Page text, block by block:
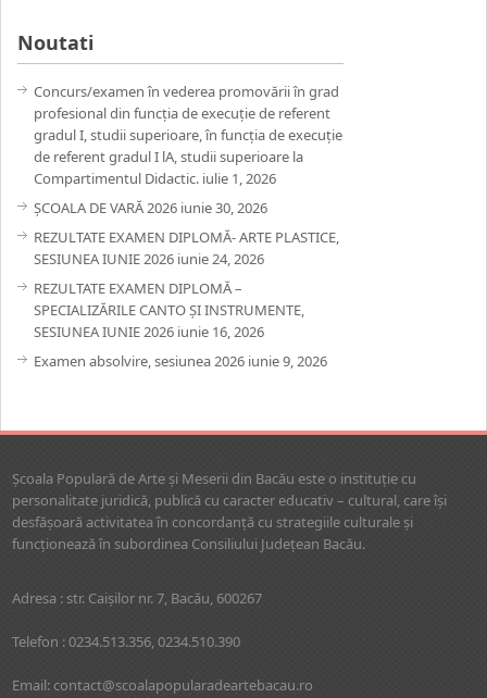
Noutati
Concurs/examen în vederea promovării în grad
profesional din funcția de execuție de referent
gradul I, studii superioare, în funcția de execuție
de referent gradul I lA, studii superioare la
Compartimentul Didactic. iulie 1, 2026
ȘCOALA DE VARĂ 2026 iunie 30, 2026
REZULTATE EXAMEN DIPLOMĂ- ARTE PLASTICE,
SESIUNEA IUNIE 2026 iunie 24, 2026
REZULTATE EXAMEN DIPLOMĂ –
SPECIALIZĂRILE CANTO ȘI INSTRUMENTE,
SESIUNEA IUNIE 2026 iunie 16, 2026
Examen absolvire, sesiunea 2026 iunie 9, 2026
Şcoala Populară de Arte şi Meserii din Bacău este o instituţie cu
personalitate juridică, publică cu caracter educativ – cultural, care îşi
desfăşoară activitatea în concordanţă cu strategiile culturale şi
funcţionează în subordinea Consiliului Judeţean Bacău.
Adresa : str. Caişilor nr. 7, Bacău, 600267
Telefon : 0234.513.356, 0234.510.390
Email: contact@scoalapopularadeartebacau.ro